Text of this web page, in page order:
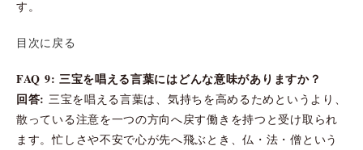
す。
目次に戻る
FAQ 9: 三宝を唱える言葉にはどんな意味がありますか？
回答: 三宝を唱える言葉は、気持ちを高めるためというより、
散っている注意を一つの方向へ戻す働きを持つと受け取られ
ます。忙しさや不安で心が先へ飛ぶとき、仏・法・僧という